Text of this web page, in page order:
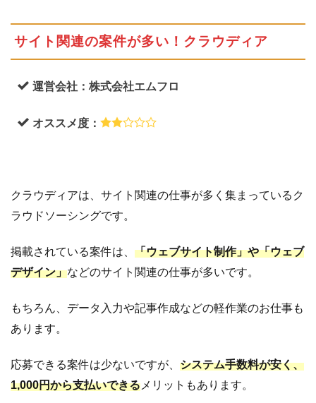
サイト関連の案件が多い！クラウディア
運営会社：株式会社エムフロ
オススメ度：
クラウディアは、サイト関連の仕事が多く集まっているク
ラウドソーシングです。
掲載されている案件は、 「ウェブサイト制作」や「ウェブ
デザイン」などのサイト関連の仕事が多いです。
もちろん、データ入力や記事作成などの軽作業のお仕事も
あります。
応募できる案件は少ないですが、 システム手数料が安く、
1,000円から支払いできるメリットもあります。